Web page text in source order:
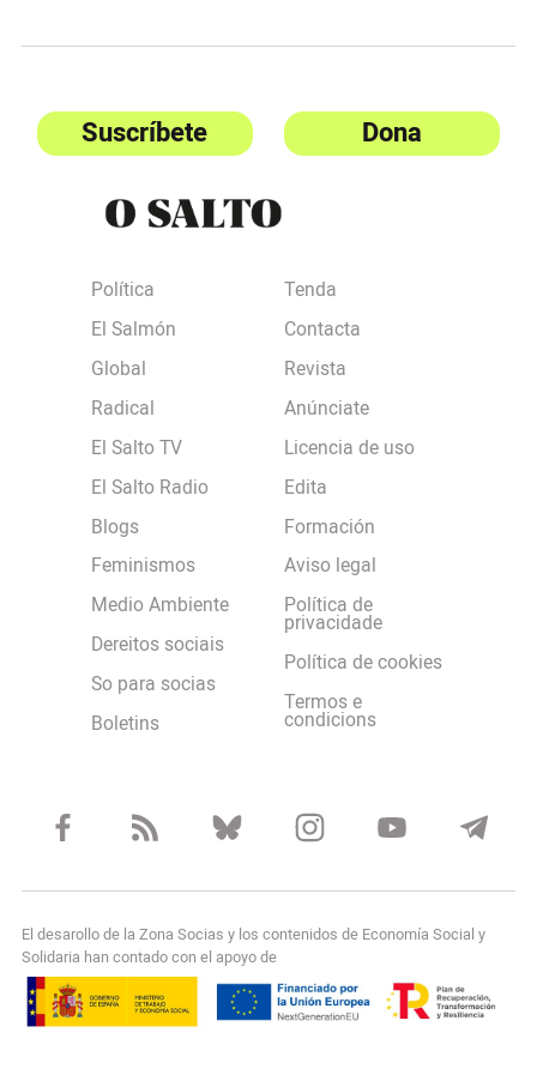
Suscríbete Dona
Política
El Salmón
Global
Radical
El Salto TV
El Salto Radio
Blogs
Feminismos
Medio Ambiente
Dereitos sociais
So para socias
Boletins
Tenda
Contacta
Revista
Anúnciate
Licencia de uso
Edita
Formación
Aviso legal
Política de
privacidade
Política de cookies
Termos e
condicions
El desarollo de la Zona Socias y los contenidos de Economía Social y
Solidaria han contado con el apoyo de